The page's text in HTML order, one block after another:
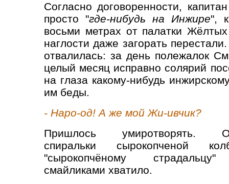
Согласно договоренности,
просто "где-нибудь на Инжире",
восьми метрах от палатки
наглости даже загорать
отвалилась: за день полежалок
целый месяц исправно солярий
на глаза какому-нибудь
им беды.
- Наро-од! А же мой Жи-ивчик?
Пришлось умиротворять.
спиральки сырокопченой
"сырокопчёному
смайликами хватило.